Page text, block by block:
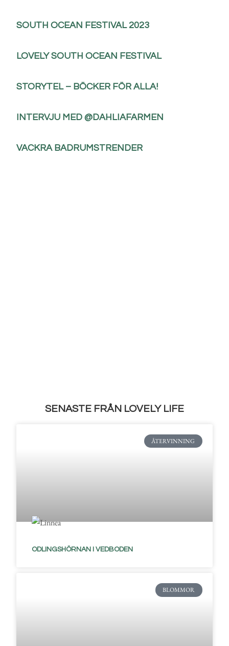
SOUTH OCEAN FESTIVAL 2023
LOVELY SOUTH OCEAN FESTIVAL
STORYTEL – BÖCKER FÖR ALLA!
INTERVJU MED @DAHLIAFARMEN
VACKRA BADRUMSTRENDER
SENASTE FRÅN LOVELY LIFE
ÅTERVINNING
ODLINGSHÖRNAN I VEDBODEN
BLOMMOR